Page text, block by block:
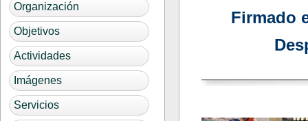
Organización
Objetivos
Actividades
Imágenes
Servicios
Firmado